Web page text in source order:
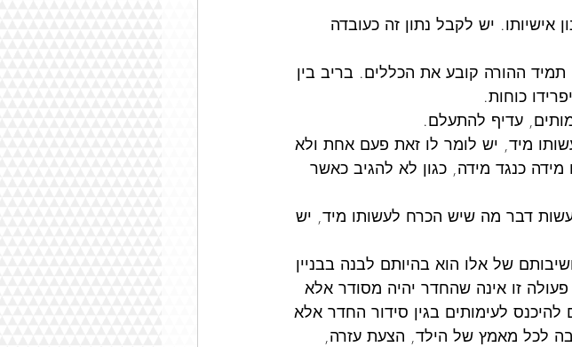
אחריות
אישיותו. יש לקבל נתון זה כעובדה
ההורה קובע את הכללים. בריב בין
כוחות.
עדיף להתעלם.
מיד, יש לומר לו זאת פעם אחת ולא
מידה כנגד מידה, כגון לא להגיב כאשר
דבר מה שיש הכרח לעשותו מיד, יש
של אלו הוא בהיותם לבנה בבניין
זו אינה שהחדר יהיה מסודר אלא
לעימותים בגין סידור החדר אלא
לכל מאמץ של הילד, הצעת עזרה,